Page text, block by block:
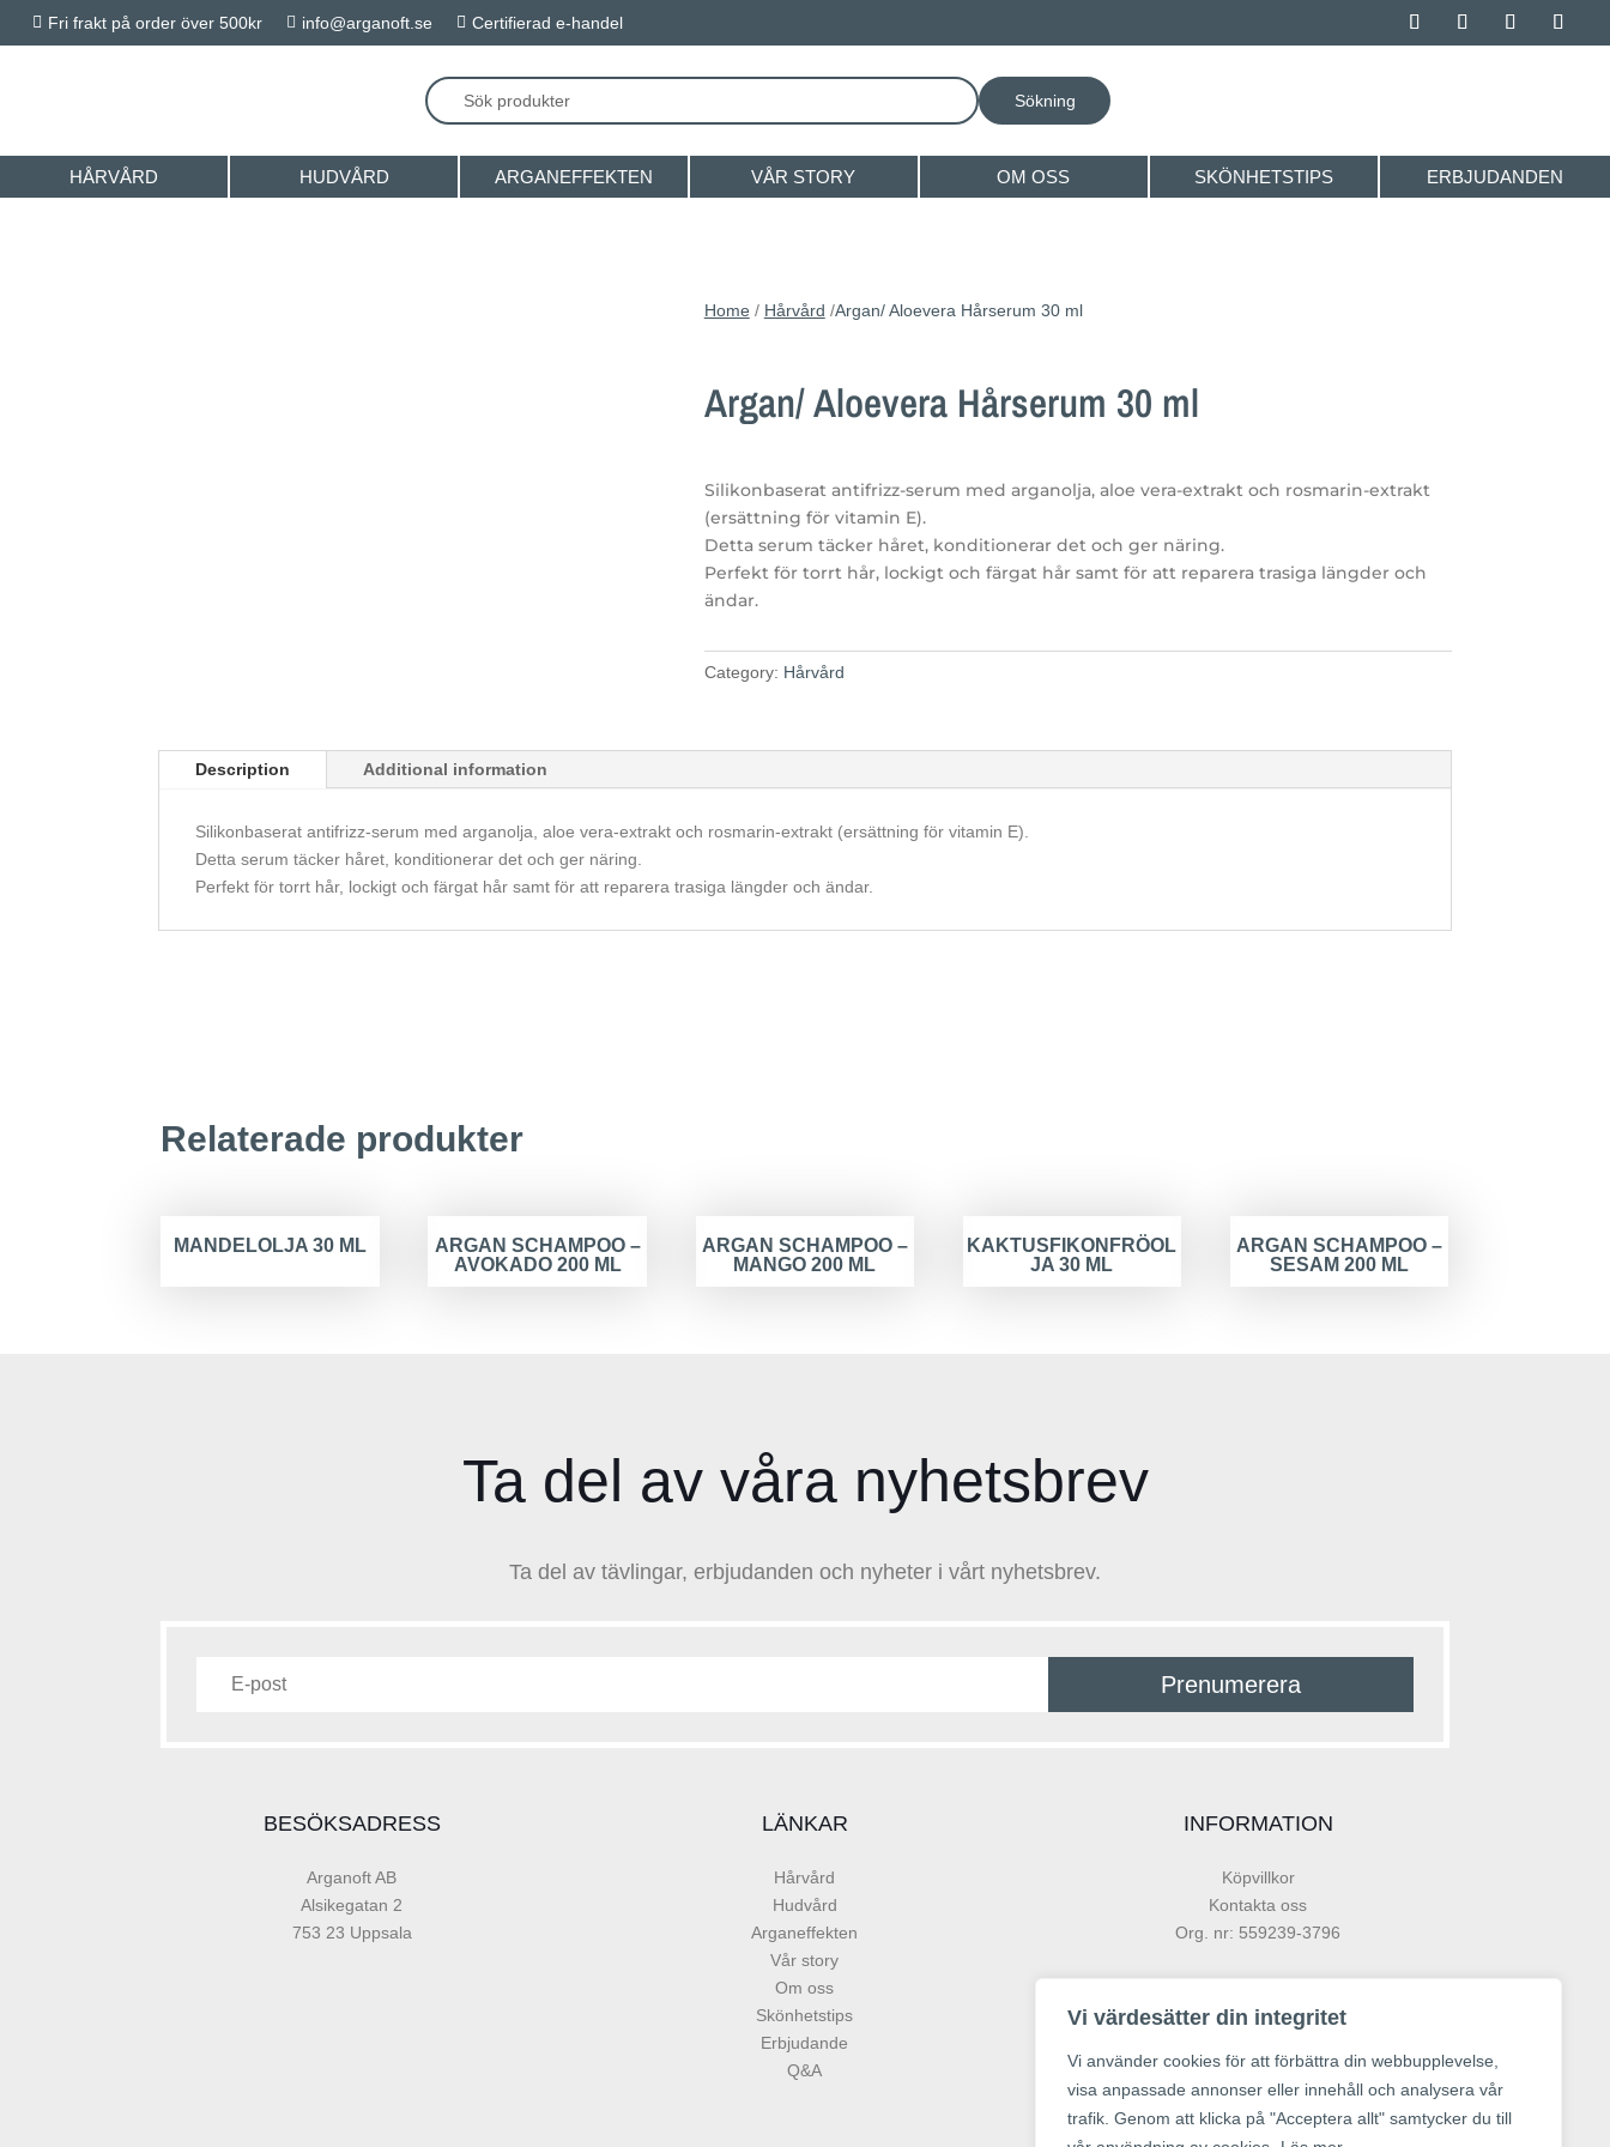
Vi värdesätter din integritet
Vi använder cookies för att förbättra din webbupplevelse,
visa anpassade annonser eller innehåll och analysera vår
trafik. Genom att klicka på "Acceptera allt" samtycker du till
 Fri frakt på order över 500kr  info@arganoft.se  Certifierad e-handel
HÅRVÅRD HUDVÅRD ARGANEFFEKTEN VÅR STORY OM OSS SKÖNHETSTIPS ERBJUDANDEN
Home / Hårvård /Argan/ Aloevera Hårserum 30 ml
Argan/ Aloevera Hårserum 30 ml
Silikonbaserat antifrizz-serum med arganolja, aloe vera-extrakt och rosmarin-extrakt
(ersättning för vitamin E).
Detta serum täcker håret, konditionerar det och ger näring.
Perfekt för torrt hår, lockigt och färgat hår samt för att reparera trasiga längder och
ändar.
Category: Hårvård
Description Additional information
Silikonbaserat antifrizz-serum med arganolja, aloe vera-extrakt och rosmarin-extrakt (ersättning för vitamin E).
Detta serum täcker håret, konditionerar det och ger näring.
Perfekt för torrt hår, lockigt och färgat hår samt för att reparera trasiga längder och ändar.
Relaterade produkter
MANDELOLJA 30 ML
ARGAN SCHAMPOO –
AVOKADO 200 ML
ARGAN SCHAMPOO –
MANGO 200 ML
KAKTUSFIKONFRÖOL
JA 30 ML
ARGAN SCHAMPOO –
SESAM 200 ML
Ta del av våra nyhetsbrev
Ta del av tävlingar, erbjudanden och nyheter i vårt nyhetsbrev.
Prenumerera
BESÖKSADRESS
Arganoft AB
Alsikegatan 2
753 23 Uppsala
LÄNKAR
Hårvård
Hudvård
Arganeffekten
Vår story
Om oss
Skönhetstips
Erbjudande
Q&A
INFORMATION
Köpvillkor
Kontakta oss
Org. nr: 559239-3796